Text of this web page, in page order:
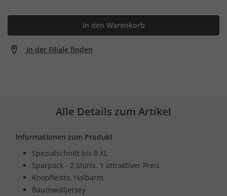
In den Warenkorb
In der Filiale finden
Alle Details zum Artikel
Informationen zum Produkt
Spezialschnitt bis 8 XL
Sparpack - 2 Shirts, 1 attraktiver Preis
Knopfleiste, Halbarm
Baumwolljersey